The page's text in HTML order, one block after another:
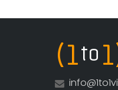
(1to